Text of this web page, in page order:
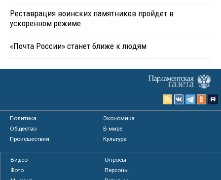
Реставрация воинских памятников пройдет в
ускоренном режиме
«Почта России» станет ближе к людям
Политика
Экономика
Общество
В мире
Происшествия
Культура
Видео
Опросы
Фото
Персоны